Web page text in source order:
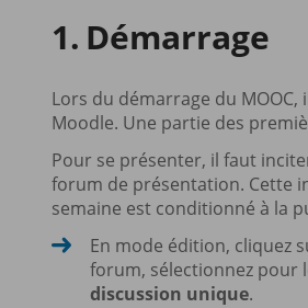
Démarrage
Lors du démarrage du
Moodle. Une partie des
Pour se présenter, il faut
forum de présentation. Cette
semaine est conditionné à la
En mode édition, cliquez
forum, sélectionnez pour
discussion unique.